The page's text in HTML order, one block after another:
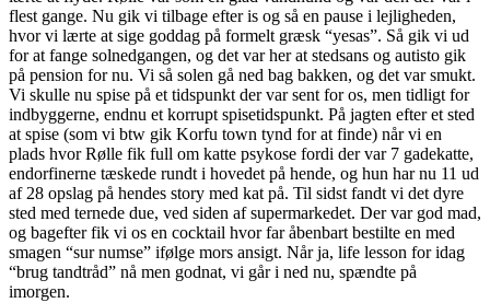
flest gange. Nu gik vi tilbage efter is og så en pause i lejligheden,
hvor vi lærte at sige goddag på formelt græsk “yesas”. Så gik vi ud
for at fange solnedgangen, og det var her at stedsans og autisto gik
på pension for nu. Vi så solen gå ned bag bakken, og det var smukt.
Vi skulle nu spise på et tidspunkt der var sent for os, men tidligt for
indbyggerne, endnu et korrupt spisetidspunkt. På jagten efter et sted
at spise (som vi btw gik Korfu town tynd for at finde) når vi en
plads hvor Rølle fik full om katte psykose fordi der var 7 gadekatte,
endorfinerne tæskede rundt i hovedet på hende, og hun har nu 11 ud
af 28 opslag på hendes story med kat på. Til sidst fandt vi det dyre
sted med ternede due, ved siden af supermarkedet. Der var god mad,
og bagefter fik vi os en cocktail hvor far åbenbart bestilte en med
smagen “sur numse” ifølge mors ansigt. Når ja, life lesson for idag
“brug tandtråd” nå men godnat, vi går i ned nu, spændte på
imorgen.